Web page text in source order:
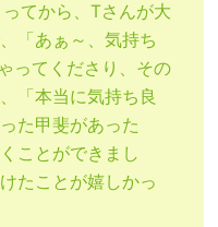
てから、Tさんが大
「あぁ～、気持ち
ってくださり、その
「本当に気持ち良
た甲斐があった
ことができまし
たことが嬉しかっ